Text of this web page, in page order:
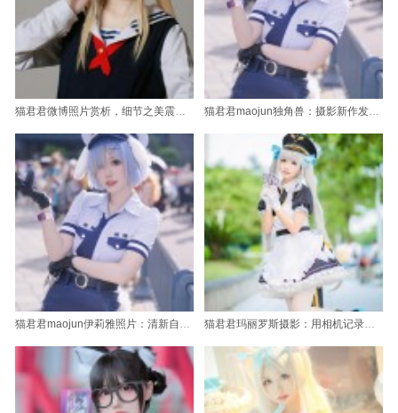
猫君君微博照片赏析，细节之美震撼人心 猫君君maojun独角兽：摄影新作发布，绝美风景照片曝光
猫君君maojun伊莉雅照片：清新自然的森系风格 猫君君玛丽罗斯摄影：用相机记录喵星人的生活